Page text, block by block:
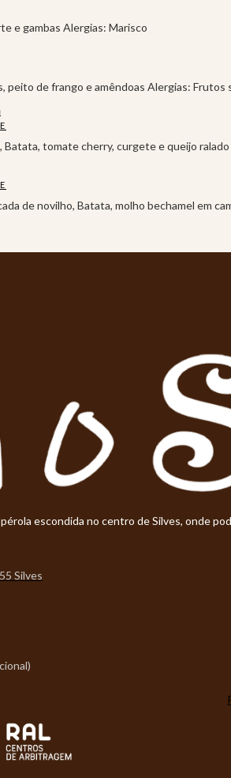
e gambas Alergias: Marisco
peito de frango e amêndoas Alergias: Frutos
Batata, tomate cherry, curgete e queijo
de novilho, Batata, molho bechamel em
escondida no centro de Silves, onde
Silves